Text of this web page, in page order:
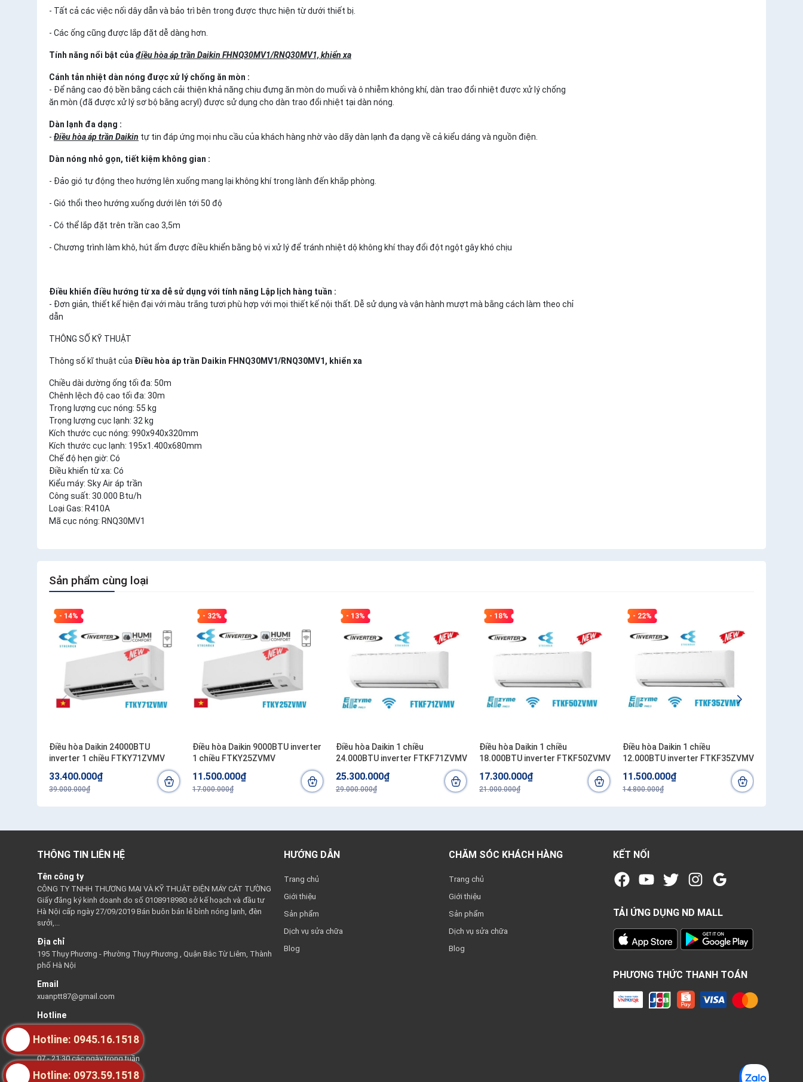
- Tất cả các việc nối dây dẫn và bảo trì bên trong được thực hiện từ dưới thiết bị.
- Các ống cũng được lắp đặt dễ dàng hơn.
Tính năng nổi bật của điều hòa áp trần Daikin FHNQ30MV1/RNQ30MV1, khiển xa
Cánh tản nhiệt dàn nóng được xử lý chống ăn mòn :
- Để nâng cao độ bền bằng cách cải thiện khả năng chịu đựng ăn mòn do muối và ô nhiễm không khí, dàn trao đổi nhiệt được xử lý chống
ăn mòn (đã được xử lý sơ bộ bằng acryl) được sử dụng cho dàn trao đổi nhiệt tại dàn nóng.
Dàn lạnh đa dạng :
- Điều hòa áp trần Daikin tự tin đáp ứng mọi nhu cầu của khách hàng nhờ vào dãy dàn lạnh đa dạng về cả kiểu dáng và nguồn điện.
Dàn nóng nhỏ gọn, tiết kiệm không gian :
- Đảo gió tự động theo hướng lên xuống mang lại không khí trong lành đến khắp phòng.
- Gió thổi theo hướng xuống dưới lên tới 50 độ
- Có thể lắp đặt trên trần cao 3,5m
- Chương trình làm khô, hút ẩm được điều khiển bằng bộ vi xử lý để tránh nhiệt dộ không khí thay đổi đột ngột gây khó chịu
Điều khiển điều hướng từ xa dễ sử dụng với tính năng Lập lịch hàng tuần :
- Đơn giản, thiết kế hiện đại với màu trắng tươi phù hợp với mọi thiết kế nội thất. Dễ sử dụng và vận hành mượt mà bằng cách làm theo chỉ
dẫn
THÔNG SỐ KỸ THUẬT
Thông số kĩ thuật của Điều hòa áp trần Daikin FHNQ30MV1/RNQ30MV1, khiển xa
Chiều dài dường ống tối đa: 50m
Chênh lệch độ cao tối đa: 30m
Trọng lượng cục nóng: 55 kg
Trọng lượng cục lạnh: 32 kg
Kích thước cục nóng: 990x940x320mm
Kích thước cục lạnh: 195x1.400x680mm
Chế độ hẹn giờ: Có
Điều khiển từ xa: Có
Kiểu máy: Sky Air áp trần
Công suất: 30.000 Btu/h
Loại Gas: R410A
Mã cục nóng: RNQ30MV1
Sản phẩm cùng loại
- 14%
Điều hòa Daikin 24000BTU
inverter 1 chiều FTKY71ZVMV
33.400.000₫
39.000.000₫
- 32%
Điều hòa Daikin 9000BTU inverter
1 chiều FTKY25ZVMV
11.500.000₫
17.000.000₫
- 13%
Điều hòa Daikin 1 chiều
24.000BTU inverter FTKF71ZVMV
25.300.000₫
29.000.000₫
- 18%
Điều hòa Daikin 1 chiều
18.000BTU inverter FTKF50ZVMV
17.300.000₫
21.000.000₫
- 22%
Điều hòa Daikin 1 chiều
12.000BTU inverter FTKF35ZVMV
11.500.000₫
14.800.000₫
THÔNG TIN LIÊN HỆ
Tên công ty
CÔNG TY TNHH THƯƠNG MẠI VÀ KỸ THUẬT ĐIỆN MÁY CÁT TƯỜNG
Giấy đăng ký kinh doanh do số 0108918980 sở kế hoạch và đầu tư
Hà Nội cấp ngày 27/09/2019 Bán buôn bán lẻ bình nóng lạnh, đèn
sưởi,...
Địa chỉ
195 Thụy Phương - Phường Thụy Phương , Quận Bắc Từ Liêm, Thành
phố Hà Nội
Email
xuanptt87@gmail.com
Hotline
0945161518
Thời gian hỗ trợ
07 - 21:30 các ngày trong tuần
HƯỚNG DẪN
Trang chủ
Giới thiệu
Sản phẩm
Dịch vụ sửa chữa
Blog
CHĂM SÓC KHÁCH HÀNG
Trang chủ
Giới thiệu
Sản phẩm
Dịch vụ sửa chữa
Blog
KẾT NỐI
TẢI ỨNG DỤNG ND MALL
PHƯƠNG THỨC THANH TOÁN
Hotline: 0973.59.1518
Hotline: 0945.16.1518